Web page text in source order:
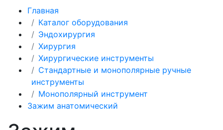
Главная
Каталог оборудования
Эндохирургия
Хирургия
Хирургические инструменты
Стандартные и монополярные ручные
инструменты
Монополярный инструмент
Зажим анатомический